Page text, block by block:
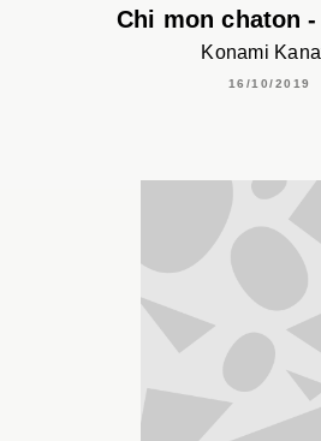
Chi mon chaton -
Konami
16/10/2019